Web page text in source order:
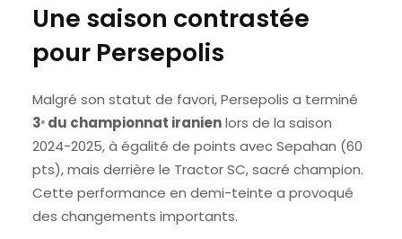
Une saison contrastée
pour Persepolis
Malgré son statut de favori, Persepolis a terminé
3ᵉ du championnat iranienlors de la saison
2024-2025, à égalité de points avec Sepahan (60
pts), mais derrière le Tractor SC, sacré champion.
Cette performance en demi-teinte a provoqué
des changements importants.